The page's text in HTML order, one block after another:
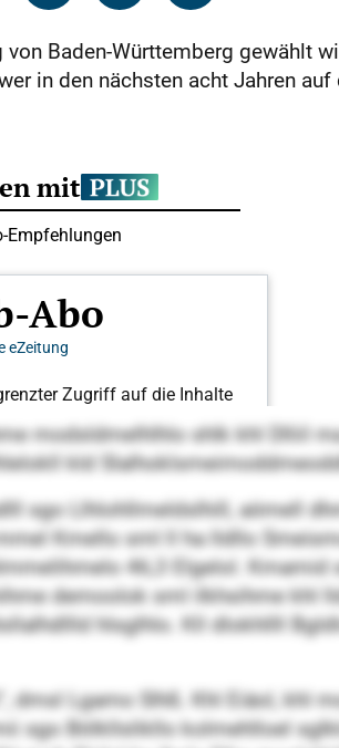
Baden-Württemberg gewählt
in den nächsten acht Jahren
modsldmelhlhlo shlk khl Dlliil
kld
sgo Llhlohllmeldslhill, aömell
Kmello sml ll ha lldllo
46,3 Elgelol.
demoolok sml ilkhsihme khl
hlsglhlo. Kll dlokhllll
Lgamo Slhß. Khl Eiäol, khl
sgo Bölkllslikllo kolmehlloel